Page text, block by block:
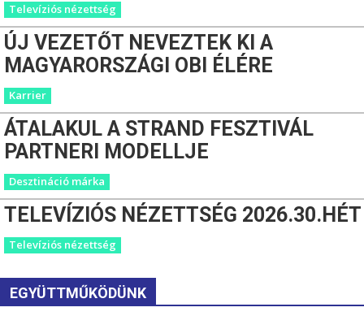
Televíziós nézettség
ÚJ VEZETŐT NEVEZTEK KI A
MAGYARORSZÁGI OBI ÉLÉRE
Karrier
ÁTALAKUL A STRAND FESZTIVÁL
PARTNERI MODELLJE
Desztináció márka
TELEVÍZIÓS NÉZETTSÉG 2026.30.HÉT
Televíziós nézettség
EGYÜTTMŰKÖDÜNK